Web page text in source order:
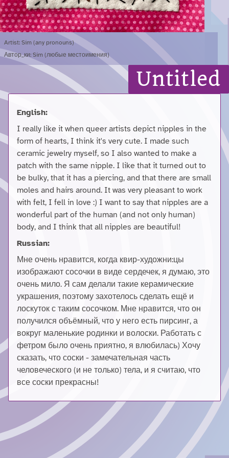
Artist: Sim (any pronouns)
Автор_ки: Sim (любые местоимения)
Untitled
English:
I really like it when queer artists depict nipples in the
form of hearts, I think it's very cute. I made such
ceramic jewelry myself, so I also wanted to make a
patch with the same nipple. I like that it turned out to
be bulky, that it has a piercing, and that there are small
moles and hairs around. It was very pleasant to work
with felt, I fell in love :) I want to say that nipples are a
wonderful part of the human (and not only human)
body, and I think that all nipples are beautiful!
Russian:
Мне очень нравится, когда квир-художни:цы
изображают сосочки в виде сердечек, я думаю, это
очень мило. Я сам делали такие керамические
украшения, поэтому захотелось сделать ещё и
лоскуток с таким сосочком. Мне нравится, что он
получился объёмный, что у него есть пирсинг, а
вокруг маленькие родинки и волоски. Работать с
фетром было очень приятно, я влюбилась) Хочу
сказать, что соски - замечательная часть
человеческого (и не только) тела, и я считаю, что
все соски прекрасны!